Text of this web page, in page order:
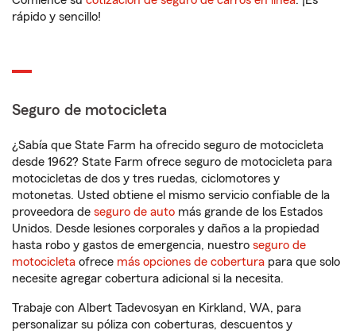
rápido y sencillo!
Seguro de motocicleta
¿Sabía que State Farm ha ofrecido seguro de motocicleta
desde 1962? State Farm ofrece seguro de motocicleta para
motocicletas de dos y tres ruedas, ciclomotores y
motonetas. Usted obtiene el mismo servicio confiable de la
proveedora de seguro de auto más grande de los Estados
Unidos. Desde lesiones corporales y daños a la propiedad
hasta robo y gastos de emergencia, nuestro seguro de
motocicleta ofrece más opciones de cobertura para que solo
necesite agregar cobertura adicional si la necesita.
Trabaje con Albert Tadevosyan en Kirkland, WA, para
personalizar su póliza con coberturas, descuentos y